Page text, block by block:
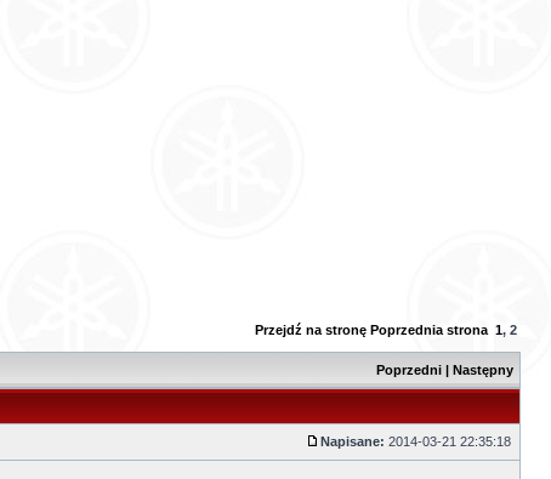
Przejdź na stronę Poprzednia strona 1, 2
Poprzedni | Następny
Napisane: 2014-03-21 22:35:18